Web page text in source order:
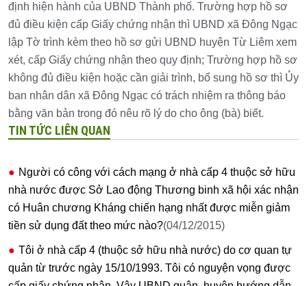
định hiện hành của UBND Thành phố. Trường hợp hồ sơ
đủ điều kiện cấp Giấy chứng nhận thì UBND xã Đông Ngạc
lập Tờ trình kèm theo hồ sơ gửi UBND huyện Từ Liêm xem
xét, cấp Giấy chứng nhận theo quy định; Trường hợp hồ sơ
không đủ điều kiện hoặc cần giải trình, bổ sung hồ sơ thì Ủy
ban nhân dân xã Đông Ngạc có trách nhiệm ra thông báo
bằng văn bản trong đó nêu rõ lý do cho ông (bà) biết.
TIN TỨC LIÊN QUAN
Người có công với cách mạng ở nhà cấp 4 thuộc sở hữu
nhà nước được Sở Lao động Thương binh xã hội xác nhận
có Huân chương Kháng chiến hạng nhất được miễn giảm
tiền sử dụng đất theo mức nào?(04/12/2015)
Tôi ở nhà cấp 4 (thuộc sở hữu nhà nước) do cơ quan tự
quản từ trước ngày 15/10/1993. Tôi có nguyện vọng được